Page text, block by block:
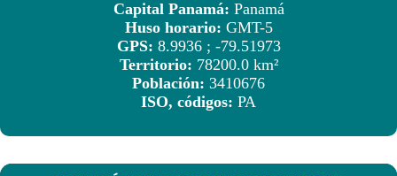
Capital Panamá: Panamá
Huso horario: GMT-5
GPS: 8.9936 ; -79.51973
Territorio: 78200.0 km²
Población: 3410676
ISO, códigos: PA